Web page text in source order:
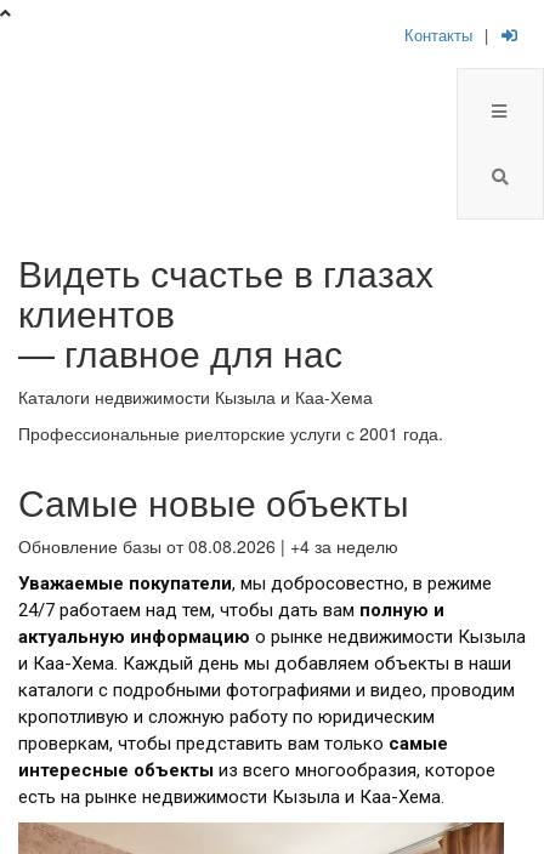
Контакты |
Брокер
Плюс
риелторская
компания
Видеть счастье в глазах
клиентов
— главное для нас
Каталоги недвижимости Кызыла и Каа-Хема
Профессиональные риелторские услуги с 2001 года.
Самые новые объекты
Обновление базы от 08.08.2026 | +4 за неделю
Уважаемые покупатели, мы добросовестно, в режиме
24/7 работаем над тем, чтобы дать вам полную и
актуальную информацию о рынке недвижимости Кызыла
и Каа-Хема. Каждый день мы добавляем объекты в наши
каталоги с подробными фотографиями и видео, проводим
кропотливую и сложную работу по юридическим
проверкам, чтобы представить вам только самые
интересные объекты из всего многообразия, которое
есть на рынке недвижимости Кызыла и Каа-Хема.